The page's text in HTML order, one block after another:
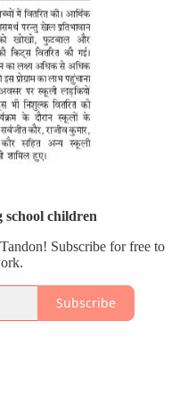
school children
Subscribe for free to
Subscribe